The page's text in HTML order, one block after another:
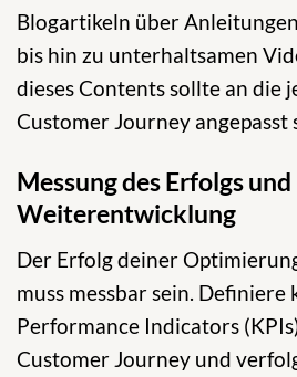
Blogartikeln über
bis hin zu unterhaltsamen
dieses Contents sollte an die
Customer Journey angepasst
Messung des Erfolgs und
Weiterentwicklung
Der Erfolg deiner
muss messbar sein. Definiere
Performance Indicators
Customer Journey und